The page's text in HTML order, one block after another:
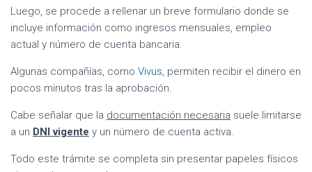
Luego, se procede a rellenar un breve formulario donde se
incluye información como ingresos mensuales, empleo
actual y número de cuenta bancaria.
Algunas compañías, como Vivus, permiten recibir el dinero en
pocos minutos tras la aprobación.
Cabe señalar que la documentación necesaria suele limitarse
a un DNI vigente y un número de cuenta activa.
Todo este trámite se completa sin presentar papeles físicos